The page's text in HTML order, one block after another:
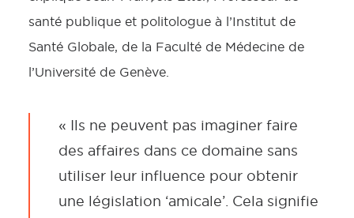
santé publique et politologue à l’Institut de
Santé Globale, de la Faculté de Médecine de
l’Université de Genève.
« Ils ne peuvent pas imaginer faire
des affaires dans ce domaine sans
utiliser leur influence pour obtenir
une législation ‘amicale’. Cela signifie